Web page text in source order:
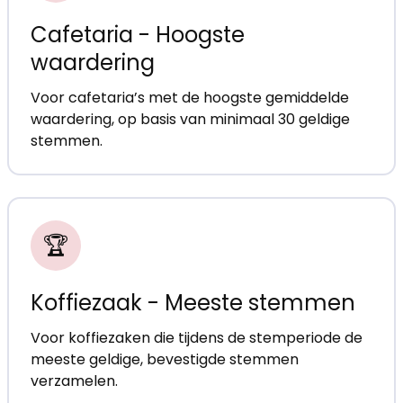
Cafetaria - Hoogste
waardering
Voor cafetaria’s met de hoogste gemiddelde
waardering, op basis van minimaal 30 geldige
stemmen.
🏆
Koffiezaak - Meeste stemmen
Voor koffiezaken die tijdens de stemperiode de
meeste geldige, bevestigde stemmen
verzamelen.